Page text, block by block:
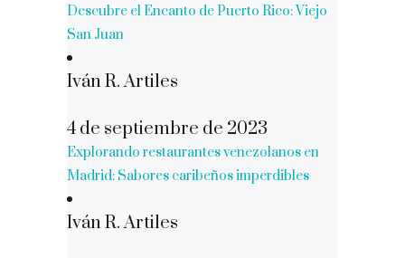
Descubre el Encanto de Puerto Rico: Viejo
San Juan
Iván R. Artiles
4 de septiembre de 2023
Explorando restaurantes venezolanos en
Madrid: Sabores caribeños imperdibles
Iván R. Artiles